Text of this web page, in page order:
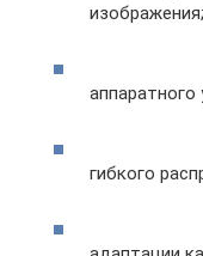
изображения;
аппаратного
гибкого